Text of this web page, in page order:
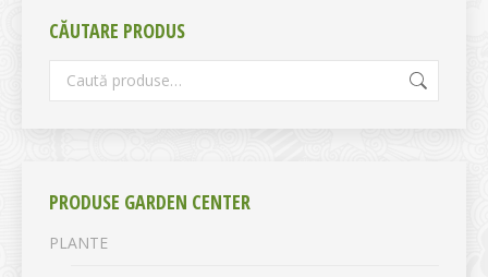
CĂUTARE PRODUS
PRODUSE GARDEN CENTER
PLANTE